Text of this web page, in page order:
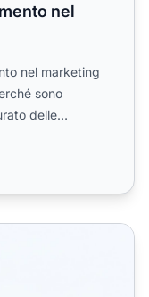
nel
nel marketing
sono
delle
guida